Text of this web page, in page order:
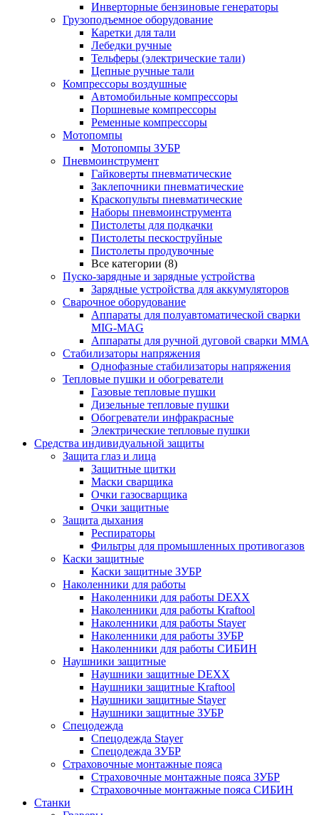
Инверторные бензиновые генераторы
Грузоподъемное оборудование
Каретки для тали
Лебедки ручные
Тельферы (электрические тали)
Цепные ручные тали
Компрессоры воздушные
Автомобильные компрессоры
Поршневые компрессоры
Ременные компрессоры
Мотопомпы
Мотопомпы ЗУБР
Пневмоинструмент
Гайковерты пневматические
Заклепочники пневматические
Краскопульты пневматические
Наборы пневмоинструмента
Пистолеты для подкачки
Пистолеты пескоструйные
Пистолеты продувочные
Все категории (8)
Пуско-зарядные и зарядные устройства
Зарядные устройства для аккумуляторов
Сварочное оборудование
Аппараты для полуавтоматической сварки
MIG-MAG
Аппараты для ручной дуговой сварки MMA
Стабилизаторы напряжения
Однофазные стабилизаторы напряжения
Тепловые пушки и обогреватели
Газовые тепловые пушки
Дизельные тепловые пушки
Обогреватели инфракрасные
Электрические тепловые пушки
Средства индивидуальной защиты
Защита глаз и лица
Защитные щитки
Маски сварщика
Очки газосварщика
Очки защитные
Защита дыхания
Респираторы
Фильтры для промышленных противогазов
Каски защитные
Каски защитные ЗУБР
Наколенники для работы
Наколенники для работы DEXX
Наколенники для работы Kraftool
Наколенники для работы Stayer
Наколенники для работы ЗУБР
Наколенники для работы СИБИН
Наушники защитные
Наушники защитные DEXX
Наушники защитные Kraftool
Наушники защитные Stayer
Наушники защитные ЗУБР
Спецодежда
Спецодежда Stayer
Спецодежда ЗУБР
Страховочные монтажные пояса
Страховочные монтажные пояса ЗУБР
Страховочные монтажные пояса СИБИН
Станки